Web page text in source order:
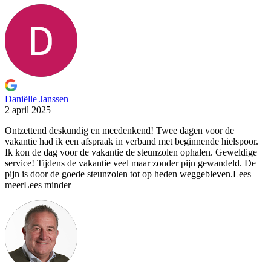
Daniëlle Janssen
2 april 2025
Ontzettend deskundig en meedenkend! Twee dagen voor de
vakantie had ik een afspraak in verband met beginnende hielspoor.
Ik kon de dag voor de vakantie de steunzolen ophalen. Geweldige
service! Tijdens de vakantie veel maar zonder pijn gewandeld. De
pijn is door de goede steunzolen tot op heden weggebleven.Lees
meerLees minder